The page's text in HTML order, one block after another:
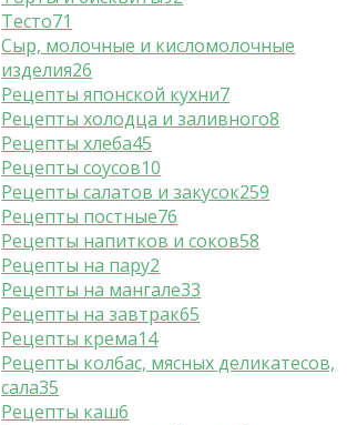
Тесто71
Сыр, молочные и кисломолочные
изделия26
Рецепты японской кухни7
Рецепты холодца и заливного8
Рецепты хлеба45
Рецепты соусов10
Рецепты салатов и закусок259
Рецепты постные76
Рецепты напитков и соков58
Рецепты на пару2
Рецепты на мангале33
Рецепты на завтрак65
Рецепты крема14
Рецепты колбас, мясных деликатесов,
сала35
Рецепты каш6